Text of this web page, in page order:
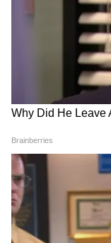
इस
ऑटोमोबाइल
इसका उद्देश्य
की स्थिति, मॉडल
हो सकते हैं। सही
अपने वाहन
गए Owaisi, 'सिर